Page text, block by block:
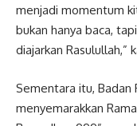
menjadi momentum
bukan hanya baca,
diajarkan Rasulullah,”
Sementara itu, Badan
menyemarakkan